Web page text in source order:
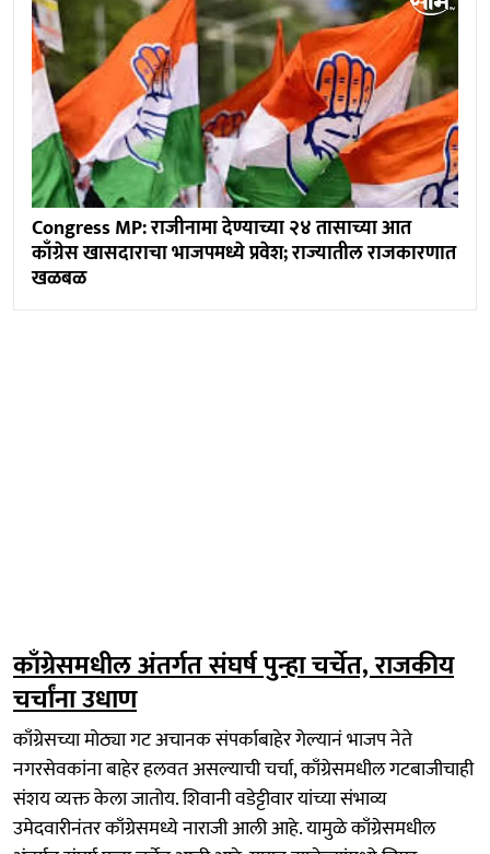
Congress MP: राजीनामा देण्याच्या २४ तासाच्या आत
काँग्रेस खासदाराचा भाजपमध्ये प्रवेश; राज्यातील राजकारणात
खळबळ
काँग्रेसमधील अंतर्गत संघर्ष पुन्हा चर्चेत, राजकीय
चर्चांना उधाण
काँग्रेसच्या मोठ्या गट अचानक संपर्काबाहेर गेल्यानं भाजप नेते
नगरसेवकांना बाहेर हलवत असल्याची चर्चा, काँग्रेसमधील गटबाजीचाही
संशय व्यक्त केला जातोय. शिवानी वडेट्टीवार यांच्या संभाव्य
उमेदवारीनंतर काँग्रेसमध्ये नाराजी आली आहे. यामुळे काँग्रेसमधील